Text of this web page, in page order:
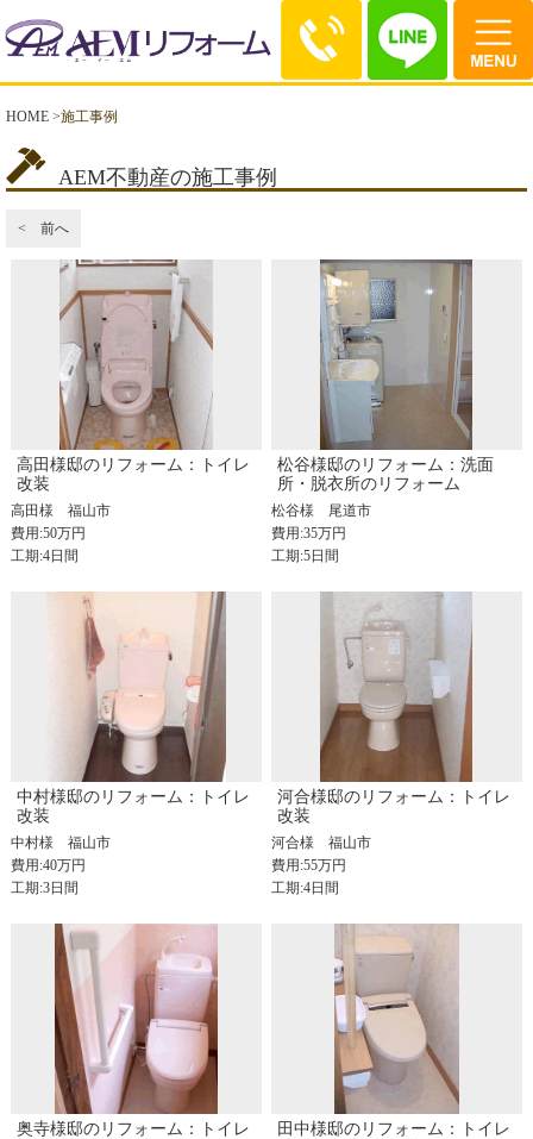
HOME >施工事例
AEM不動産の施工事例
< 前へ
高田様邸のリフォーム：トイレ
改装
高田様福山市
費用:50万円
工期:4日間
松谷様邸のリフォーム：洗面
所・脱衣所のリフォーム
松谷様 尾道市
費用:35万円
工期:5日間
中村様邸のリフォーム：トイレ
改装
中村様福山市
費用:40万円
工期:3日間
河合様邸のリフォーム：トイレ
改装
河合様福山市
費用:55万円
工期:4日間
奥寺様邸のリフォーム：トイレ
田中様邸のリフォーム：トイレ